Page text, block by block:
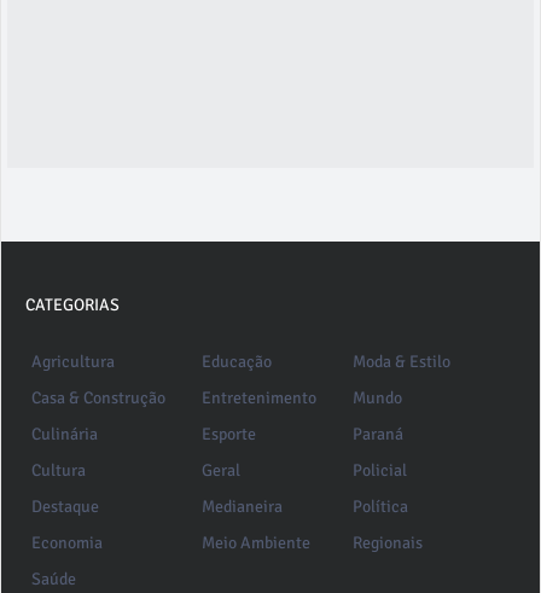
CATEGORIAS
Agricultura
Casa & Construção
Culinária
Cultura
Destaque
Economia
Educação
Entretenimento
Esporte
Geral
Medianeira
Meio Ambiente
Moda & Estilo
Mundo
Paraná
Policial
Política
Regionais
Saúde